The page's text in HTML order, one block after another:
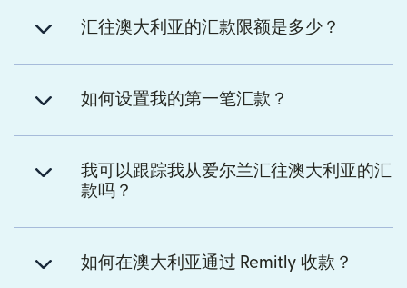
汇往澳大利亚的汇款限额是多少？
如何设置我的第一笔汇款？
我可以跟踪我从爱尔兰汇往澳大利亚的汇
款吗？
如何在澳大利亚通过 Remitly 收款？